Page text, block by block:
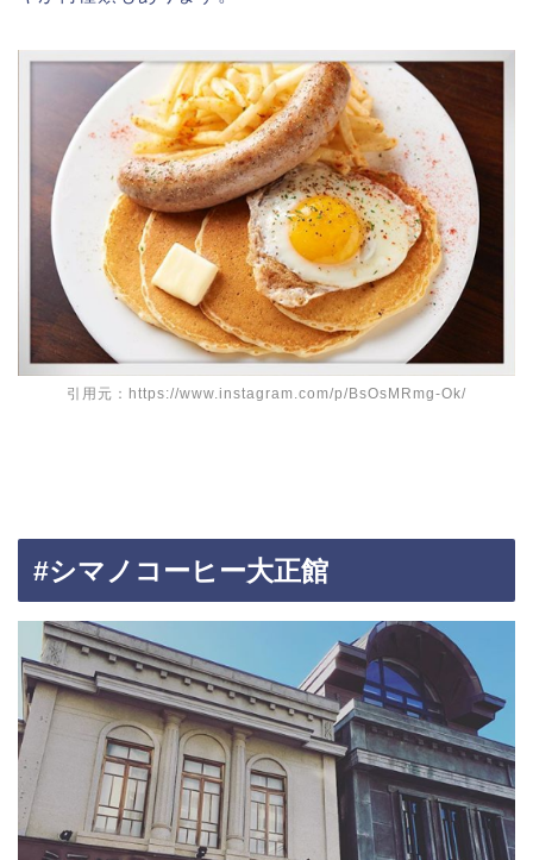
引用元：https://www.instagram.com/p/BsOsMRmg-Ok/
#シマノコーヒー大正館